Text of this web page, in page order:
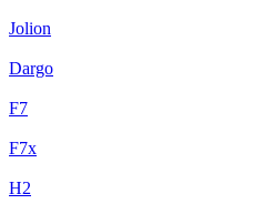
Jolion
Dargo
F7
F7x
H2